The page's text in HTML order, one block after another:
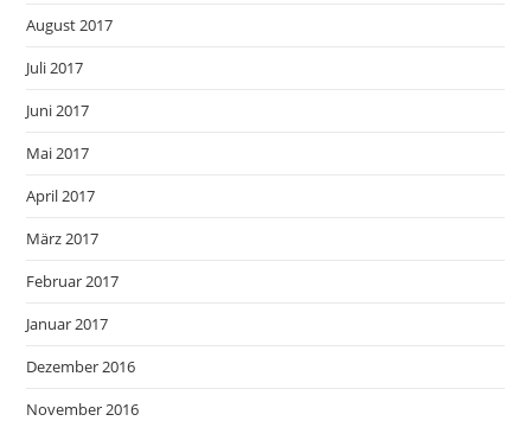
August 2017
Juli 2017
Juni 2017
Mai 2017
April 2017
März 2017
Februar 2017
Januar 2017
Dezember 2016
November 2016